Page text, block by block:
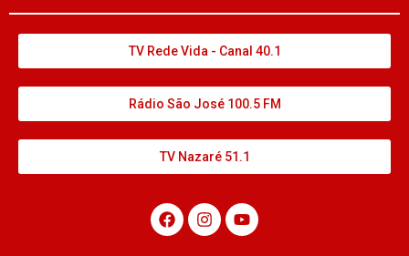
TV Rede Vida - Canal 40.1
Rádio São José 100.5 FM
TV Nazaré 51.1